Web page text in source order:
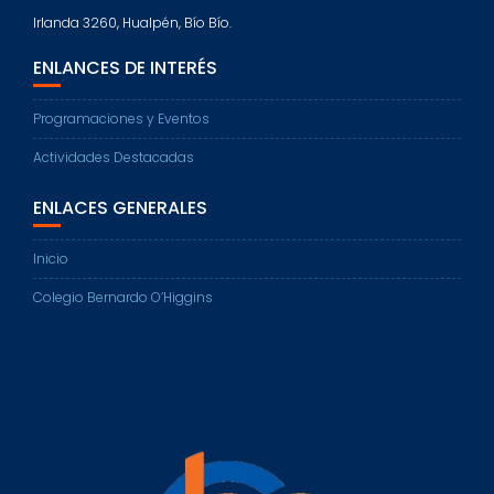
Irlanda 3260, Hualpén, Bío Bío.
ENLANCES DE INTERÉS
Programaciones y Eventos
Actividades Destacadas
ENLACES GENERALES
Inicio
Colegio Bernardo O’Higgins